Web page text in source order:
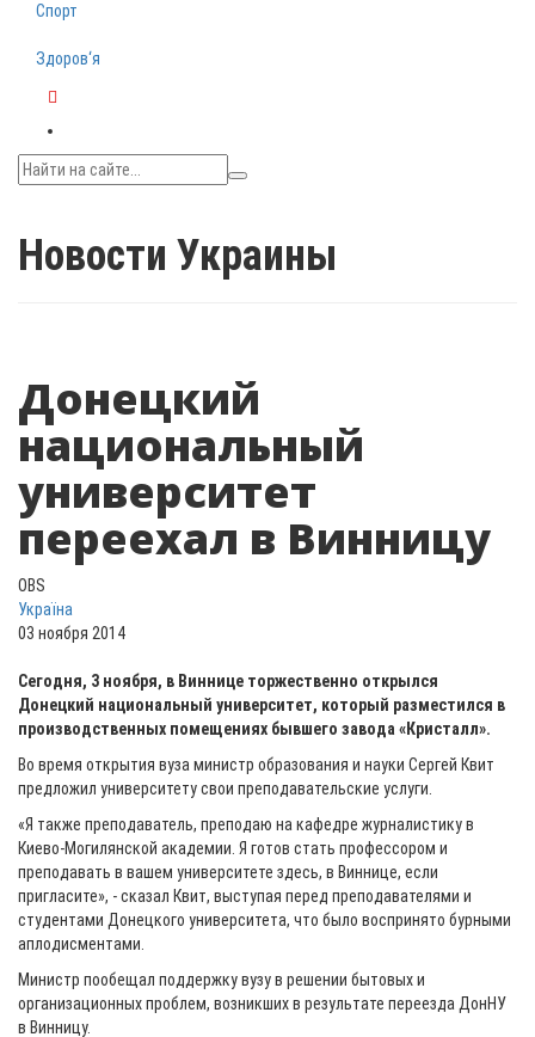
Спорт
Здоров‘я
Новости Украины
Донецкий
национальный
университет
переехал в Винницу
OBS
Україна
03 ноября 2014
Сегодня, 3 ноября, в Виннице торжественно открылся
Донецкий национальный университет, который разместился в
производственных помещениях бывшего завода «Кристалл».
Во время открытия вуза министр образования и науки Сергей Квит
предложил университету свои преподавательские услуги.
«Я также преподаватель, преподаю на кафедре журналистику в
Киево-Могилянской академии. Я готов стать профессором и
преподавать в вашем университете здесь, в Виннице, если
пригласите», - сказал Квит, выступая перед преподавателями и
студентами Донецкого университета, что было воспринято бурными
аплодисментами.
Министр пообещал поддержку вузу в решении бытовых и
организационных проблем, возникших в результате переезда ДонНУ
в Винницу.